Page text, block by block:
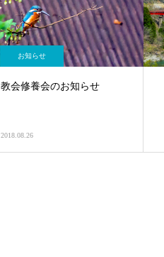
お知らせ
教会修養会のお知らせ
2018.08.26